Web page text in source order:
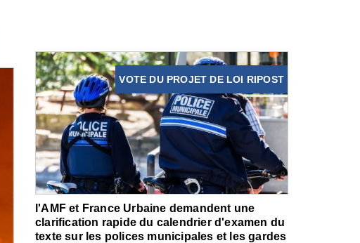
VOTE DU PROJET DE LOI RIPOST
l'AMF et France Urbaine demandent une
clarification rapide du calendrier d'examen du
texte sur les polices municipales et les gardes